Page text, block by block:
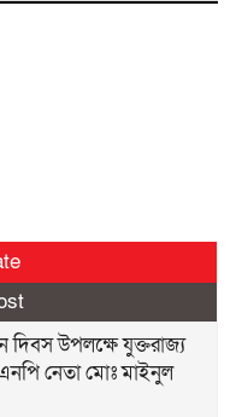
দিবস উপলক্ষে যুক্তরাজ্য
নেতা মোঃ মাইনুল